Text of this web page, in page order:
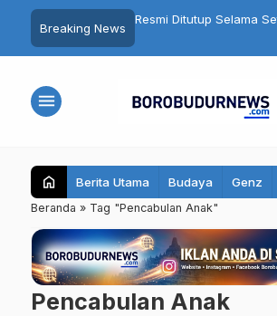
Breaking News
Asal Magelang
Polisi
Resmi Ditutup Selama
hingga Punya Atap Lagi
menu
home Berita Utama Budaya Genz
Beranda » Tag "Pencabulan Anak"
Pencabulan Anak